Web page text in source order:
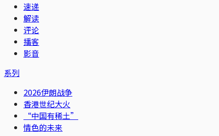
速递
解读
评论
播客
影音
系列
2026伊朗战争
香港世纪大火
“中国有稀土”
情色的未来